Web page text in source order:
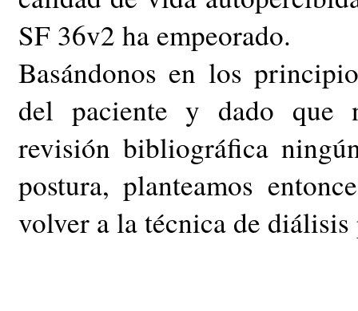
SF 36v2 ha empeorado.
Basándonos en los
del paciente y dado que
revisión bibliográfica
postura, planteamos
volver a la técnica de